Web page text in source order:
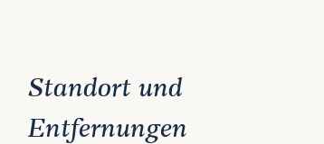
Standort und
Entfernungen